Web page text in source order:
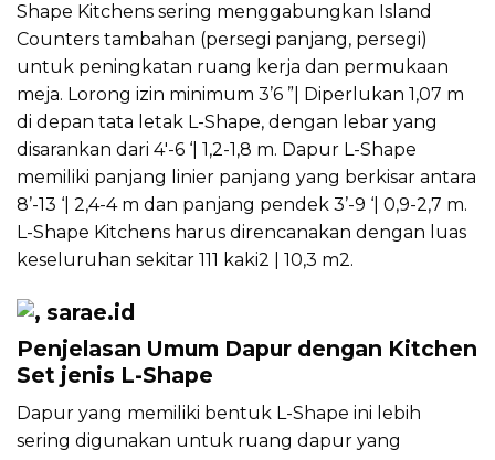
Shape Kitchens sering menggabungkan Island
Counters tambahan (persegi panjang, persegi)
untuk peningkatan ruang kerja dan permukaan
meja. Lorong izin minimum 3’6 ”| Diperlukan 1,07 m
di depan tata letak L-Shape, dengan lebar yang
disarankan dari 4′-6 ‘| 1,2-1,8 m. Dapur L-Shape
memiliki panjang linier panjang yang berkisar antara
8’-13 ‘| 2,4-4 m dan panjang pendek 3’-9 ‘| 0,9-2,7 m.
L-Shape Kitchens harus direncanakan dengan luas
keseluruhan sekitar 111 kaki2 | 10,3 m2.
Penjelasan Umum Dapur dengan Kitchen
Set jenis L-Shape
Dapur yang memiliki bentuk L-Shape ini lebih
sering digunakan untuk ruang dapur yang